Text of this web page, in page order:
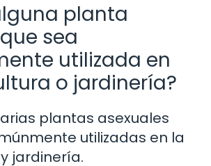
planta
sea
utilizada en
o jardinería?
plantas asexuales
utilizadas en la
jardinería.